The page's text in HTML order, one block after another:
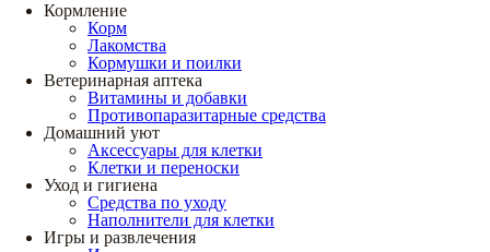
Кормление
Корм
Лакомства
Кормушки и поилки
Ветеринарная аптека
Витамины и добавки
Противопаразитарные средства
Домашний уют
Аксессуары для клетки
Клетки и переноски
Уход и гигиена
Средства по уходу
Наполнители для клетки
Игры и развлечения